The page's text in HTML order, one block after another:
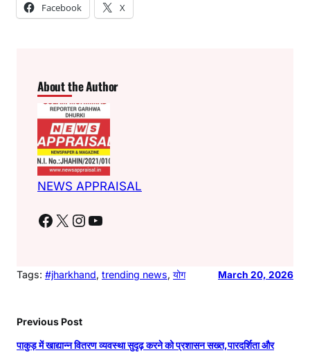
Facebook X
About the Author
NEWS APPRAISAL
Facebook X Instagram YouTube
Tags: #jharkhand, trending news, योग March 20, 2026
Previous Post
पाकुड़ में खाद्यान्न वितरण व्यवस्था सुदृढ़ करने को प्रशासन सख्त,पारदर्शिता और